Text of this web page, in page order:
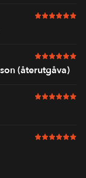
6 av 6 i
6 av 6 i
(återutgåva)
6 av 6 i
6 av 6 i